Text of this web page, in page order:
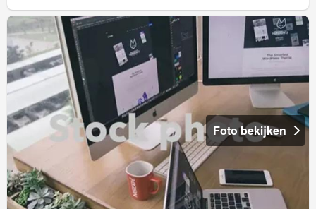
Foto bekijken